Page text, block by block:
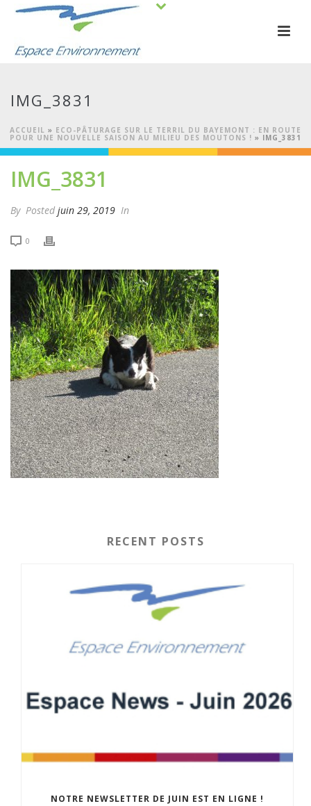
IMG_3831
ACCUEIL » ECO-PÂTURAGE SUR LE TERRIL DU BAYEMONT : EN ROUTE
POUR UNE NOUVELLE SAISON AU MILIEU DES MOUTONS ! » IMG_3831
IMG_3831
By Posted juin 29, 2019 In
0
RECENT POSTS
NOTRE NEWSLETTER DE JUIN EST EN LIGNE !